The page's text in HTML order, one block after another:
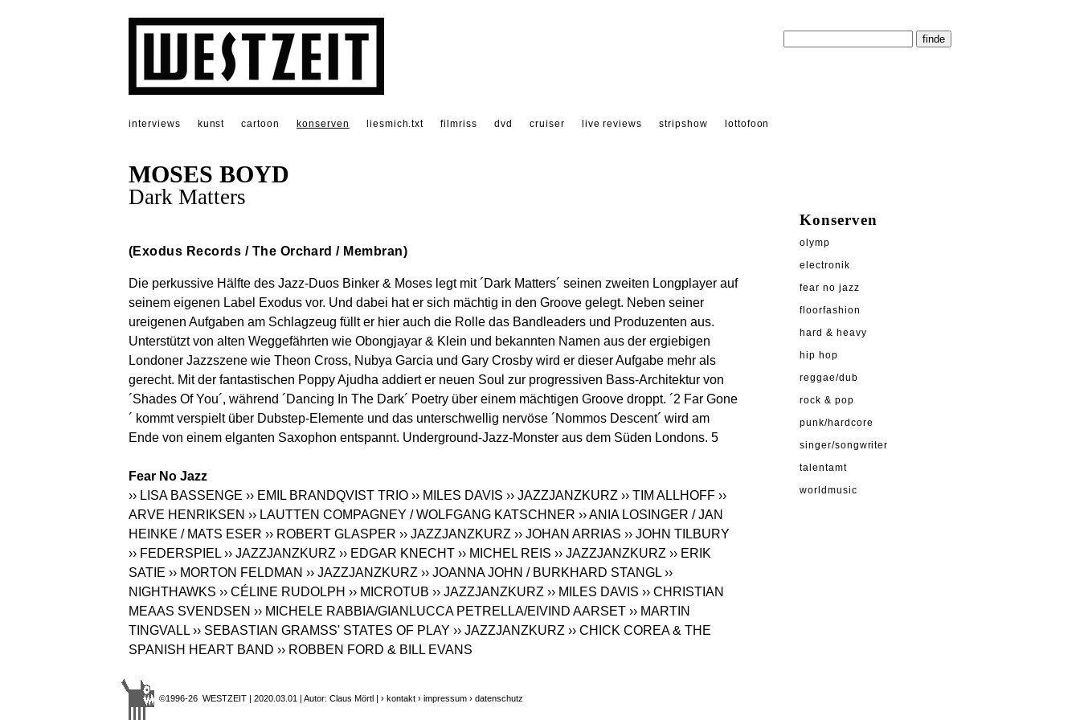
interviews kunst cartoon konserven liesmich.txt filmriss dvd cruiser live reviews stripshow lottofoon
MOSES BOYD
Dark Matters
(Exodus Records / The Orchard / Membran)
Die perkussive Hälfte des Jazz-Duos Binker & Moses legt mit ´Dark Matters´ seinen zweiten Longplayer auf
seinem eigenen Label Exodus vor. Und dabei hat er sich mächtig in den Groove gelegt. Neben seiner
ureigenen Aufgaben am Schlagzeug füllt er hier auch die Rolle das Bandleaders und Produzenten aus.
Unterstützt von alten Weggefährten wie Obongjayar & Klein und bekannten Namen aus der ergiebigen
Londoner Jazzszene wie Theon Cross, Nubya Garcia und Gary Crosby wird er dieser Aufgabe mehr als
gerecht. Mit der fantastischen Poppy Ajudha addiert er neuen Soul zur progressiven Bass-Architektur von
´Shades Of You´, während ´Dancing In The Dark´ Poetry über einem mächtigen Groove droppt. ´2 Far Gone
´ kommt verspielt über Dubstep-Elemente und das unterschwellig nervöse ´Nommos Descent´ wird am
Ende von einem elganten Saxophon entspannt. Underground-Jazz-Monster aus dem Süden Londons. 5
Fear No Jazz
›› LISA BASSENGE ›› EMIL BRANDQVIST TRIO ›› MILES DAVIS ›› JAZZJANZKURZ ›› TIM ALLHOFF ››
ARVE HENRIKSEN ›› LAUTTEN COMPAGNEY / WOLFGANG KATSCHNER ›› ANIA LOSINGER / JAN
HEINKE / MATS ESER ›› ROBERT GLASPER ›› JAZZJANZKURZ ›› JOHAN ARRIAS ›› JOHN TILBURY
›› FEDERSPIEL ›› JAZZJANZKURZ ›› EDGAR KNECHT ›› MICHEL REIS ›› JAZZJANZKURZ ›› ERIK
SATIE ›› MORTON FELDMAN ›› JAZZJANZKURZ ›› JOANNA JOHN / BURKHARD STANGL ››
NIGHTHAWKS ›› CÉLINE RUDOLPH ›› MICROTUB ›› JAZZJANZKURZ ›› MILES DAVIS ›› CHRISTIAN
MEAAS SVENDSEN ›› MICHELE RABBIA/GIANLUCCA PETRELLA/EIVIND AARSET ›› MARTIN
TINGVALL ›› SEBASTIAN GRAMSS' STATES OF PLAY ›› JAZZJANZKURZ ›› CHICK COREA & THE
SPANISH HEART BAND ›› ROBBEN FORD & BILL EVANS
©1996-26 WESTZEIT | 2020.03.01 | Autor: Claus Mörtl | › kontakt › impressum › datenschutz
Konserven
olymp
electronik
fear no jazz
floorfashion
hard & heavy
hip hop
reggae/dub
rock & pop
punk/hardcore
singer/songwriter
talentamt
worldmusic